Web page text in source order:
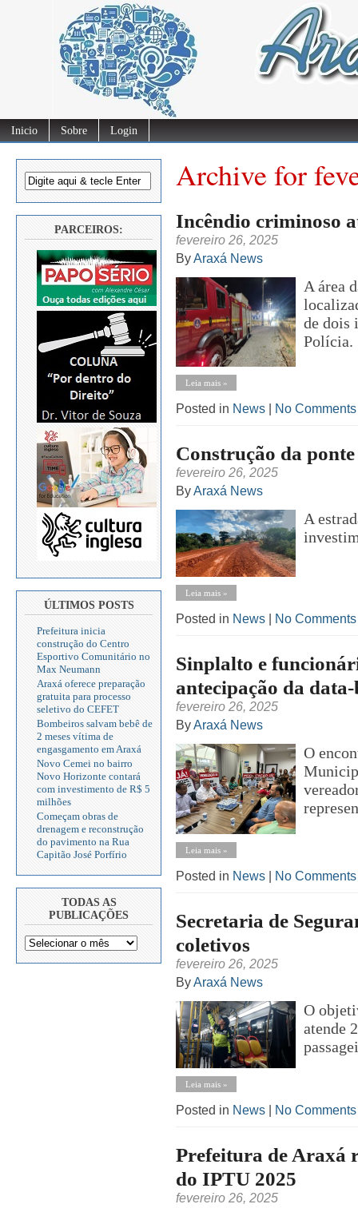
Inicio Sobre Login
PARCEIROS:
ÚLTIMOS POSTS
Prefeitura inicia
construção do Centro
Esportivo Comunitário no
Max Neumann
Araxá oferece preparação
gratuita para processo
seletivo do CEFET
Bombeiros salvam bebê de
2 meses vítima de
engasgamento em Araxá
Novo Cemei no bairro
Novo Horizonte contará
com investimento de R$ 5
milhões
Começam obras de
drenagem e reconstrução
do pavimento na Rua
Capitão José Porfírio
TODAS AS
PUBLICAÇÕES
Archive for
Incêndio criminoso
fevereiro 26, 2025
ByAraxá News
A área
de dois
Polícia.
Leia mais »
Posted in News No
Construção da
fevereiro 26, 2025
ByAraxá News
A
Leia mais »
Posted in News No
Sinplalto e
antecipação da data-
fevereiro 26, 2025
ByAraxá News
O
Leia mais »
Posted in News No
Secretaria de
coletivos
fevereiro 26, 2025
ByAraxá News
O
atende
Leia mais »
Posted in News No
Prefeitura de Araxá
do IPTU 2025
fevereiro 26, 2025